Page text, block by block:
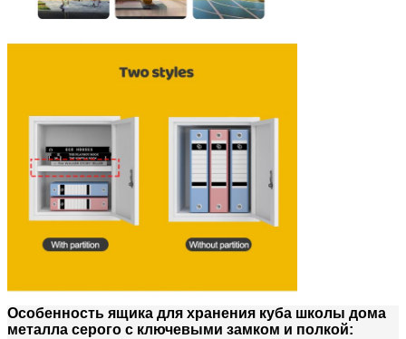
Особенность ящика для хранения куба школы дома
металла серого с ключевыми замком и полкой: